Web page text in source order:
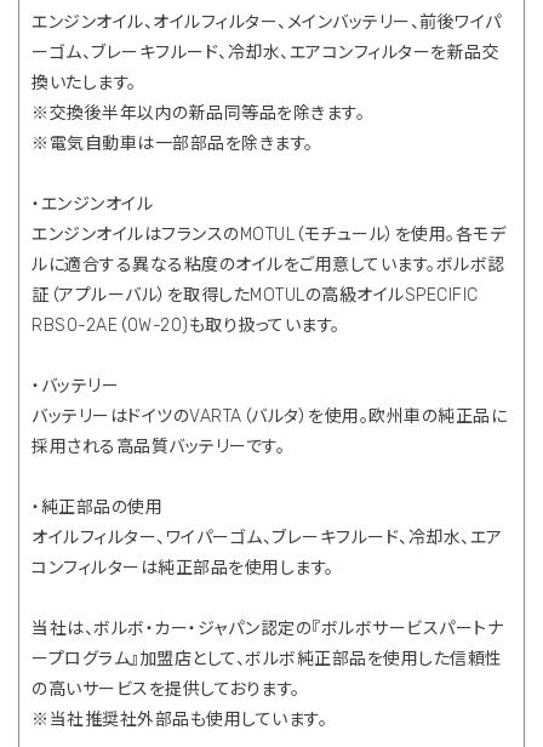
エンジンオイル、オイルフィルター、メインバッテリー、前後ワイパ
ーゴム、ブレーキフルード、冷却水、エアコンフィルターを新品交
換いたします。
※交換後半年以内の新品同等品を除きます。
※電気自動車は一部部品を除きます。
・エンジンオイル
エンジンオイルはフランスのMOTUL（モチュール）を使用。各モデ
ルに適合する異なる粘度のオイルをご用意しています。ボルボ認
証（アプルーバル）を取得したMOTULの高級オイルSPECIFIC
RBS0-2AE（0W-20)も取り扱っています。
・バッテリー
バッテリーはドイツのVARTA（バルタ）を使用。欧州車の純正品に
採用される高品質バッテリーです。
・純正部品の使用
オイルフィルター、ワイパーゴム、ブレーキフルード、冷却水、エア
コンフィルターは純正部品を使用します。
当社は、ボルボ・カー・ジャパン認定の『ボルボサービスパートナ
ープログラム』加盟店として、ボルボ純正部品を使用した信頼性
の高いサービスを提供しております。
※当社推奨社外部品も使用しています。